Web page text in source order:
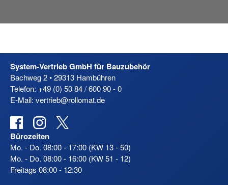
System-Vertrieb GmbH für Bauzubehör
Bachweg 2 • 29313 Hambühren
Telefon: +49 (0) 50 84 / 600 90 - 0
E-Mail: vertrieb@rollomat.de
FacebookInstagram
Bürozeiten
Mo. - Do. 08:00 - 17:00 (KW 13 - 50)
Mo. - Do. 08:00 - 16:00 (KW 51 - 12)
Freitags 08:00 - 12:30